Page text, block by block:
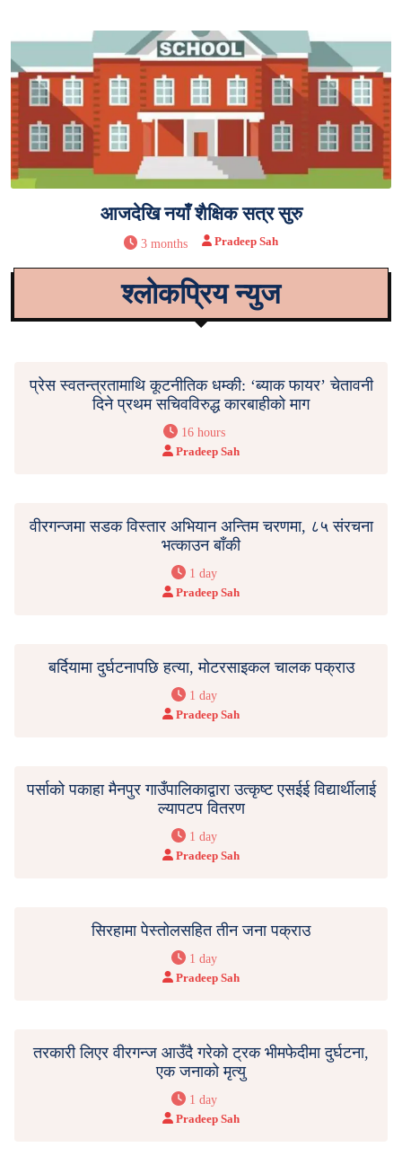
आजदेखि नयाँ शैक्षिक सत्र सुरु
3 months Pradeep Sah
श्लोकप्रिय न्युज
प्रेस स्वतन्त्रतामाथि कूटनीतिक धम्की: ‘ब्याक फायर’ चेतावनी
दिने प्रथम सचिवविरुद्ध कारबाहीको माग
16 hours
Pradeep Sah
वीरगन्जमा सडक विस्तार अभियान अन्तिम चरणमा, ८५ संरचना
भत्काउन बाँकी
1 day
Pradeep Sah
बर्दियामा दुर्घटनापछि हत्या, मोटरसाइकल चालक पक्राउ
1 day
Pradeep Sah
पर्साको पकाहा मैनपुर गाउँपालिकाद्वारा उत्कृष्ट एसईई विद्यार्थीलाई
ल्यापटप वितरण
1 day
Pradeep Sah
सिरहामा पेस्तोलसहित तीन जना पक्राउ
1 day
Pradeep Sah
तरकारी लिएर वीरगन्ज आउँदै गरेको ट्रक भीमफेदीमा दुर्घटना,
एक जनाको मृत्यु
1 day
Pradeep Sah